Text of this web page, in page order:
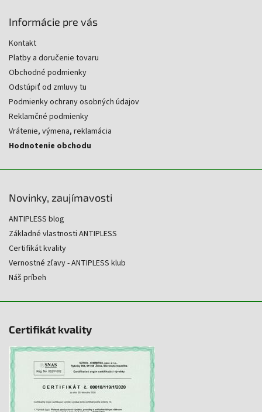
Informácie pre vás
Kontakt
Platby a doručenie tovaru
Obchodné podmienky
Odstúpiť od zmluvy tu
Podmienky ochrany osobných údajov
Reklamčné podmienky
Vrátenie, výmena, reklamácia
Hodnotenie obchodu
Novinky, zaujímavosti
ANTIPLESS blog
Základné vlastnosti ANTIPLESS
Certifikát kvality
Vernostné zľavy - ANTIPLESS klub
Náš príbeh
Certifikát kvality